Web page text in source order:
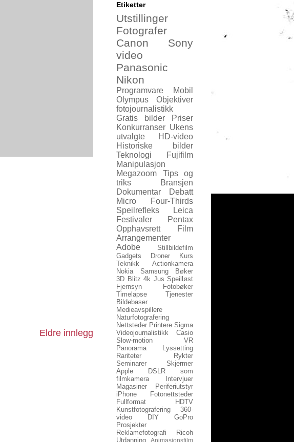
Eldre innlegg
Etiketter
Utstillinger
Fotografer
Canon
Sony
video
Panasonic
Nikon
Programvare
Mobil
Olympus
Objektiver
fotojournalistikk
Gratis bilder
Priser
Konkurranser Ukens
utvalgte
HD-video
Historiske bilder
Teknologi
Fujifilm
Manipulasjon
Megazoom
Tips og
triks
Bransjen
Dokumentar
Debatt
Micro Four-Thirds
Speilrefleks
Leica
Festivaler
Pentax
Opphavsrett
Film
Arrangementer
Adobe
Stillbildefilm
Gadgets
Droner
Kurs
Teknikk
Actionkamera
Nokia
Samsung
Bøker
3D Blitz 4k Jus Speilløst
Fjernsyn
Fotobøker
Timelapse
Tjenester
Bildebaser
Medieavspillere
Naturfotografering
Nettsteder Printere Sigma
Videojournalistikk
Casio
Slow-motion
VR
Panorama
Lyssetting
Rariteter
Rykter
Seminarer
Skjermer
Apple
DSLR som
filmkamera
Intervjuer
Magasiner
Periferiutstyr
iPhone
Fotonettsteder
Fullformat
HDTV
Kunstfotografering
360-
video
DIY
GoPro
Prosjekter
Reklamefotografi
Ricoh
Utdanning
Animasjonsfilm